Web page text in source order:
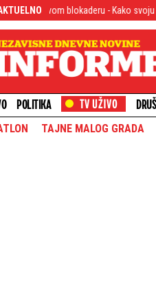
- Kako svoju decu u oči
POLITIKA
TAJNE MALOG GRADA